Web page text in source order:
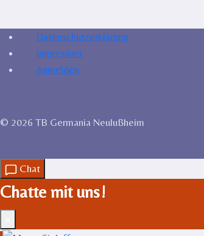
Datenschutzerklärung
Impressum
Anmelden
© 2026 TB Germania Neulußheim
Chat
Chatte mit uns!